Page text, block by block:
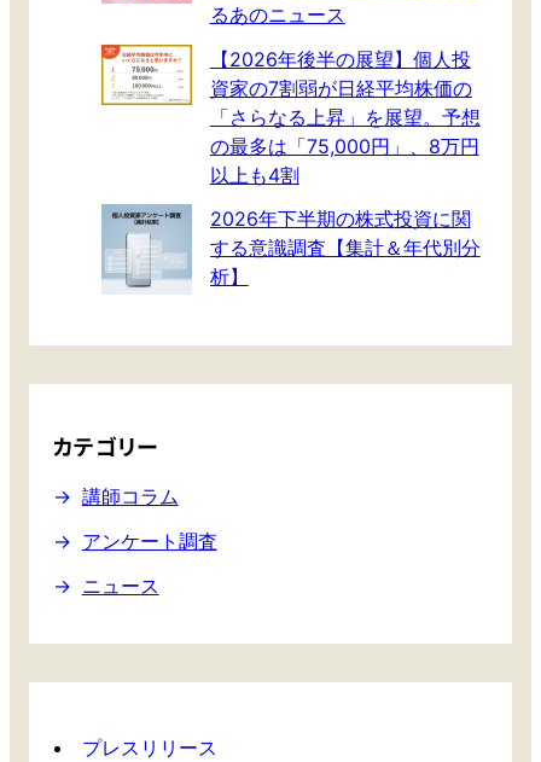
るあのニュース
【2026年後半の展望】個人投
資家の7割弱が日経平均株価の
「さらなる上昇」を展望。予想
の最多は「75,000円」、8万円
以上も4割
2026年下半期の株式投資に関
する意識調査【集計＆年代別分
析】
カテゴリー
講師コラム
アンケート調査
ニュース
プレスリリース